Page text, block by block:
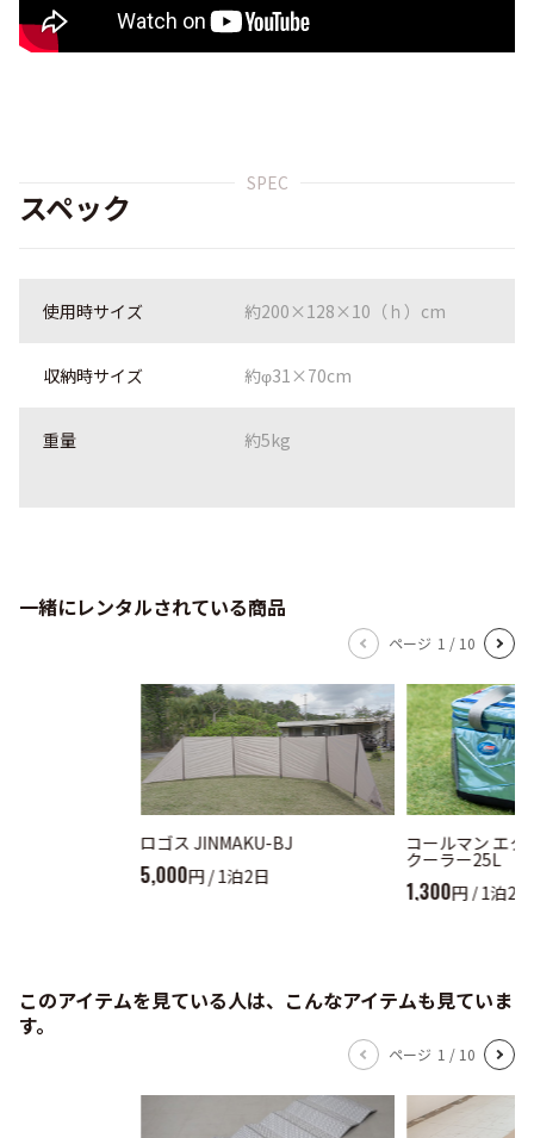
SPEC
スペック
使用時サイズ 約200×128×10（ｈ）cm
収納時サイズ 約φ31×70cm
重量 約5kg
一緒にレンタルされている商品
ページ 1 / 10
ロゴス JINMAKU-BJ
5,000円 / 1泊2日
コールマン エク
クーラー25L
1,300円 / 1泊2日
このアイテムを見ている人は、こんなアイテムも見ていま
す。
ページ 1 / 10